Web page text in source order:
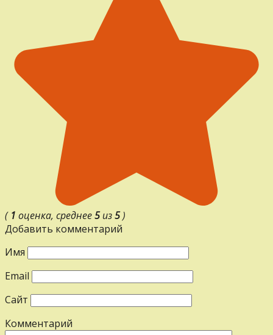
( 1 оценка, среднее5из5)
Добавить комментарий
Имя
Email
Сайт
Комментарий